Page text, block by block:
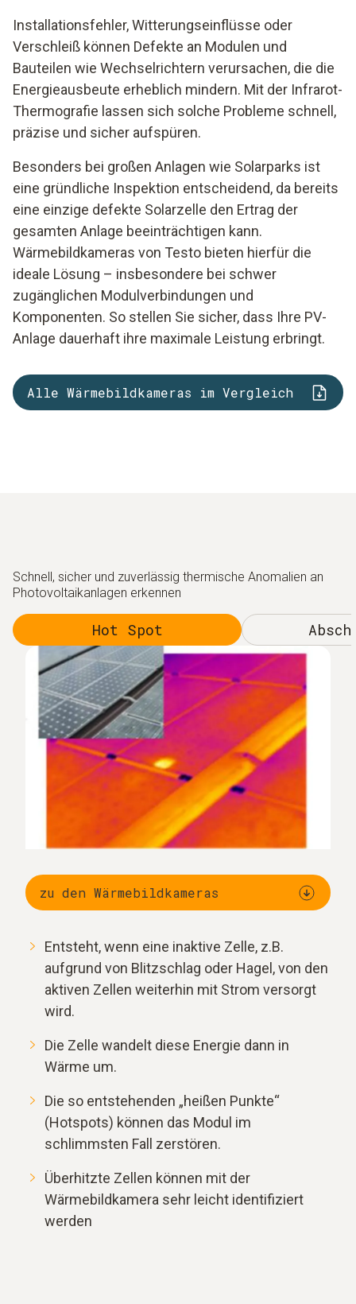
Installationsfehler, Witterungseinflüsse oder
Verschleiß können Defekte an Modulen und
Bauteilen wie Wechselrichtern verursachen, die die
Energieausbeute erheblich mindern. Mit der Infrarot-
Thermografie lassen sich solche Probleme schnell,
präzise und sicher aufspüren.
Besonders bei großen Anlagen wie Solarparks ist
eine gründliche Inspektion entscheidend, da bereits
eine einzige defekte Solarzelle den Ertrag der
gesamten Anlage beeinträchtigen kann.
Wärmebildkameras von Testo bieten hierfür die
ideale Lösung – insbesondere bei schwer
zugänglichen Modulverbindungen und
Komponenten. So stellen Sie sicher, dass Ihre PV-
Anlage dauerhaft ihre maximale Leistung erbringt.
Alle Wärmebildkameras im Vergleich
Schnell, sicher und zuverlässig thermische Anomalien an
Photovoltaikanlagen erkennen
Hot Spot
zu den Wärmebildkameras
Entsteht, wenn eine inaktive Zelle, z.B.
aufgrund von Blitzschlag oder Hagel, von den
aktiven Zellen weiterhin mit Strom versorgt
wird.
Die Zelle wandelt diese Energie dann in
Wärme um.
Die so entstehenden „heißen Punkte“
(Hotspots) können das Modul im
schlimmsten Fall zerstören.
Überhitzte Zellen können mit der
Wärmebildkamera sehr leicht identifiziert
werden